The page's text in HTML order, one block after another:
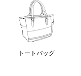
トートバッグ